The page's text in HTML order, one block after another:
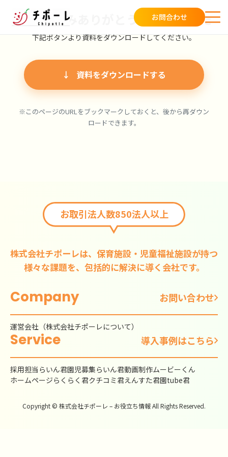
お問合わせ
お申し込みありがとうございました
下記ボタンより資料をダウンロードしてください。
資料をダウンロードする
※このページのURLをブックマークしておくと、後から再ダウン
ロードできます。
お取引法人数850法人以上
株式会社チポーレは、保育施設・児童福祉施設が持つ
様々な課題を、包括的に解決に導く会社です。
Company お問い合わせ
運営会社（株式会社チポーレについて）
Service 導入事例はこちら
採用担当らいん君園児募集らいん君動画制作ムービーくん
ホームページらくらく君クチコミ君えんすた君園tube君
Copyright © 株式会社チポーレ – お役立ち情報 All Rights Reserved.